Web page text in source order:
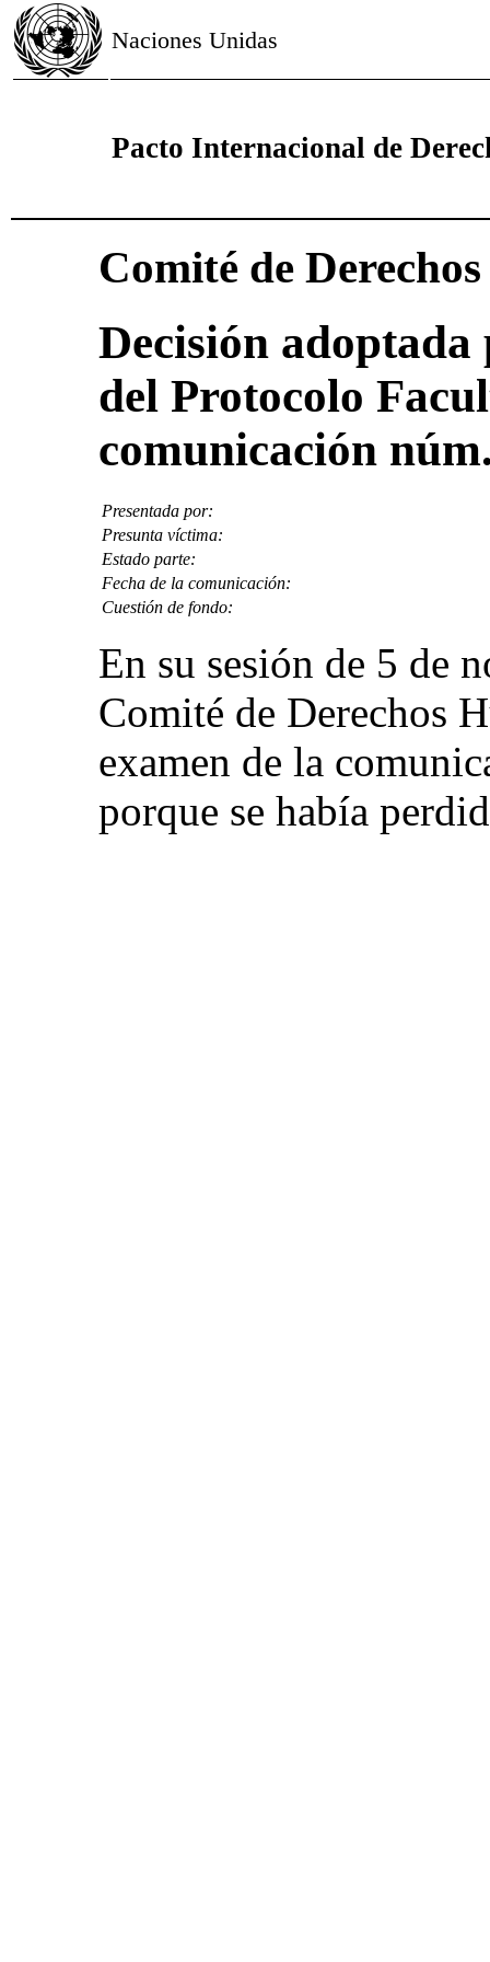
Naciones Unidas
Pacto Internacional de
Comité de
Decisión
del Protocolo
comunicación
Presentada por:
Presunta víctima:
Estado parte:
Fecha de la comunicación:
Cuestión de fondo:
En su sesión de 5 de
Comité de Derechos
examen de la
porque se había